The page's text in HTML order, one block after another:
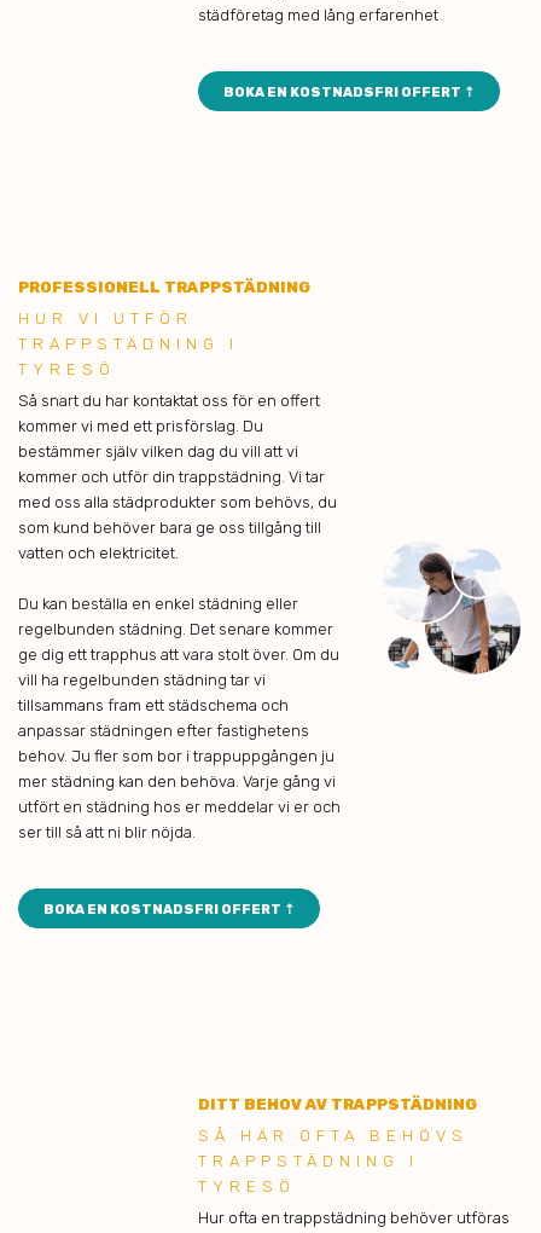
städföretag med lång erfarenhet
BOKA EN KOSTNADSFRI OFFERT ⇡
PROFESSIONELL TRAPPSTÄDNING
HUR VI UTFÖR
TRAPPSTÄDNING I
TYRESÖ
Så snart du har kontaktat oss för en offert
kommer vi med ett prisförslag. Du
bestämmer själv vilken dag du vill att vi
kommer och utför din trappstädning. Vi tar
med oss alla städprodukter som behövs, du
som kund behöver bara ge oss tillgång till
vatten och elektricitet.
Du kan beställa en enkel städning eller
regelbunden städning. Det senare kommer
ge dig ett trapphus att vara stolt över. Om du
vill ha regelbunden städning tar vi
tillsammans fram ett städschema och
anpassar städningen efter fastighetens
behov. Ju fler som bor i trappuppgången ju
mer städning kan den behöva. Varje gång vi
utfört en städning hos er meddelar vi er och
ser till så att ni blir nöjda.
BOKA EN KOSTNADSFRI OFFERT ⇡
DITT BEHOV AV TRAPPSTÄDNING
SÅ HÄR OFTA BEHÖVS
TRAPPSTÄDNING I
TYRESÖ
Hur ofta en trappstädning behöver utföras